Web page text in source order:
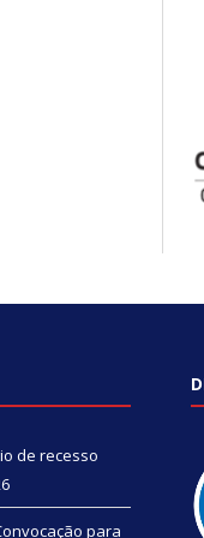
de recesso
para